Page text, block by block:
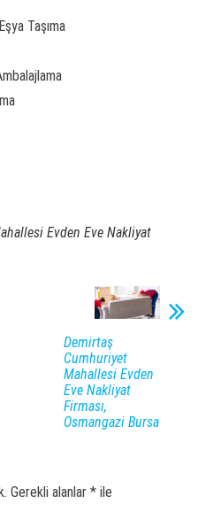
Taşıma
Evden Eve Nakliyat
Demirtaş
Cumhuriyet
Mahallesi Evden
Eve Nakliyat
Firması,
Osmangazi Bursa
Gerekli alanlar * ile